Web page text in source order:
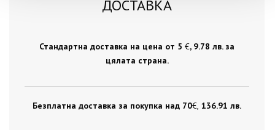
ДОСТАВКА
Стандартна доставка на цена от 5 €, 9.78 лв. за
цялата страна.
Безплатна доставка за покупка над 70€ , 136.91 лв.